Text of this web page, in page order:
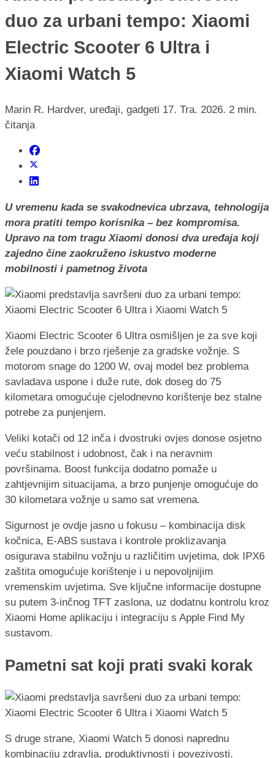
duo za urbani tempo: Xiaomi
Electric Scooter 6 Ultra i
Xiaomi Watch 5
Marin R. Hardver, uređaji, gadgeti 17. Tra. 2026. 2 min.
čitanja
U vremenu kada se svakodnevica ubrzava, tehnologija
mora pratiti tempo korisnika – bez kompromisa.
Upravo na tom tragu Xiaomi donosi dva uređaja koji
zajedno čine zaokruženo iskustvo moderne
mobilnosti i pametnog života
Xiaomi Electric Scooter 6 Ultra osmišljen je za sve koji
žele pouzdano i brzo rješenje za gradske vožnje. S
motorom snage do 1200 W, ovaj model bez problema
savladava uspone i duže rute, dok doseg do 75
kilometara omogućuje cjelodnevno korištenje bez stalne
potrebe za punjenjem.
Veliki kotači od 12 inča i dvostruki ovjes donose osjetno
veću stabilnost i udobnost, čak i na neravnim
površinama. Boost funkcija dodatno pomaže u
zahtjevnijim situacijama, a brzo punjenje omogućuje do
30 kilometara vožnje u samo sat vremena.
Sigurnost je ovdje jasno u fokusu – kombinacija disk
kočnica, E-ABS sustava i kontrole proklizavanja
osigurava stabilnu vožnju u različitim uvjetima, dok IPX6
zaštita omogućuje korištenje i u nepovoljnijim
vremenskim uvjetima. Sve ključne informacije dostupne
su putem 3-inčnog TFT zaslona, uz dodatnu kontrolu kroz
Xiaomi Home aplikaciju i integraciju s Apple Find My
sustavom.
Pametni sat koji prati svaki korak
S druge strane, Xiaomi Watch 5 donosi naprednu
kombinaciju zdravlja, produktivnosti i povezivosti.